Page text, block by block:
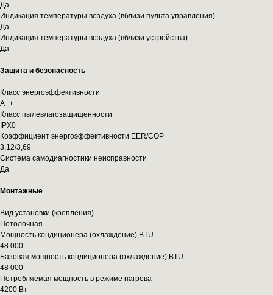
Да
Индикация температуры воздуха (вблизи пульта управления)
Да
Индикация температуры воздуха (вблизи устройства)
Да
Защита и безопасность
Класс энергоэффективности
A++
Класс пылевлагозащищенности
IPX0
Коэффициент энергоэффективности EER/COP
3,12/3,69
Система самодиагностики неисправности
Да
Монтажные
Вид установки (крепления)
Потолочная
Мощность кондиционера (охлаждение),BTU
48 000
Базовая мощность кондиционера (охлаждение),BTU
48 000
Потребляемая мощность в режиме нагрева
4200 Вт